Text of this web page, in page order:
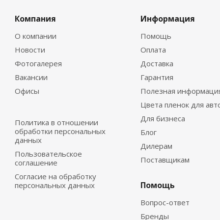
Компания
О компании
Новости
Фотогалерея
Вакансии
Офисы
Политика в отношении
обработки персональных
данных
Пользовательское
соглашение
Согласие на обработку
персональных данных
Информация
Помощь
Оплата
Доставка
Гарантия
Полезная
Цвета пленок для
Для бизнеса
Блог
Дилерам
Поставщикам
Помощь
Вопрос-ответ
Бренды